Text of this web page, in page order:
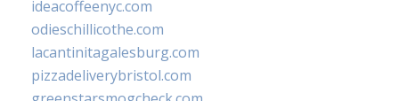
ideacoffeenyc.com
odieschillicothe.com
lacantinitagalesburg.com
pizzadeliverybristol.com